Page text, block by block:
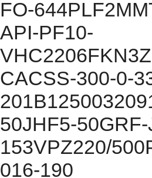
FO-
API-PF10-
CACSS-300-0-
50JHF5-
153VPZ220/
016-190